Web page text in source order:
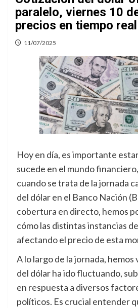
paralelo, viernes 10
precios en tiempo real
11/07/2025
Hoy en día, es importante
sucede en el mundo
cuando se trata de la jornada
del dólar en el Banco Nación
cobertura en directo, hemos
cómo las distintas instancias
afectando el precio de esta
A lo largo de la jornada,
del dólar ha ido fluctuando,
en respuesta a diversos
políticos. Es crucial entender